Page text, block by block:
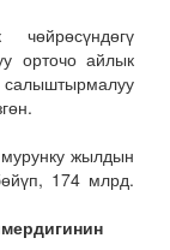
орточо айлык
салыштырмалуу
жылдын
174 млрд.